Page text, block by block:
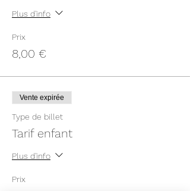
Plus d'info
Prix
8,00 €
Vente expirée
Type de billet
Tarif enfant
Plus d'info
Prix